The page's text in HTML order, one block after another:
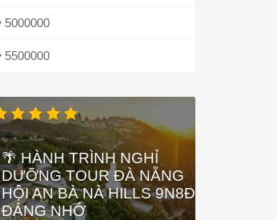
5000000
5500000
🌴 HÀNH TRÌNH NGHỈ
DƯỠNG TOUR ĐÀ NẴNG
HỘI AN BÀ NÀ HILLS 9N8Đ
ĐÁNG NHỚ